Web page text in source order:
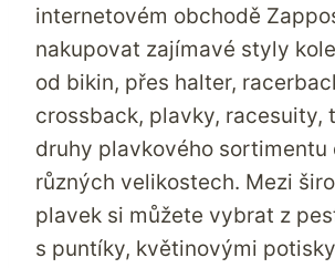
internetovém obchodě
nakupovat zajímavé styly
od bikin, přes halter,
crossback, plavky, racesuity,
druhy plavkového sortimentu
různých velikostech. Mezi
plavek si můžete vybrat z
s puntíky, květinovými